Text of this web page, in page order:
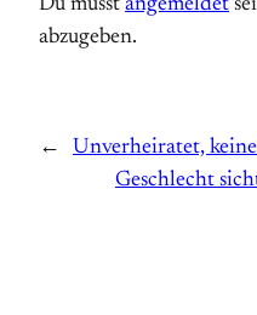
Du musst angemeldet
abzugeben.
←
Unverheiratet,
Geschlecht